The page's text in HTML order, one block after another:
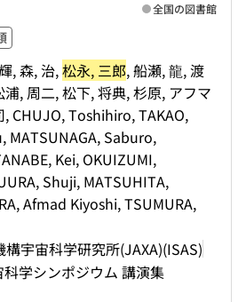
, 森, 治,松永, 三郎, 船瀬, 龍, 渡
, 周二, 松下, 将典, 杉原, アフマ
, CHUJO, Toshihiro, TAKAO,
MATSUNAGA, Saburo,
Kei, OKUIZUMI,
Shuji, MATSUHITA,
Afmad Kiyoshi, TSUMURA,
宇宙科学研究所(JAXA)(ISAS)
学シンポジウム 講演集
全国の図書館